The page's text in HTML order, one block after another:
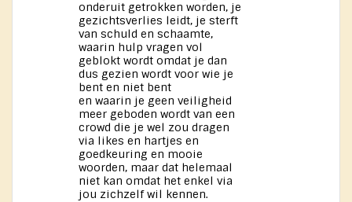
onderuit getrokken worden, je
gezichtsverlies leidt, je sterft
van schuld en schaamte,
waarin hulp vragen vol
geblokt wordt omdat je dan
dus gezien wordt voor wie je
bent en niet bent
en waarin je geen veiligheid
meer geboden wordt van een
crowd die je wel zou dragen
via likes en hartjes en
goedkeuring en mooie
woorden, maar dat helemaal
niet kan omdat het enkel via
jou zichzelf wil kennen.